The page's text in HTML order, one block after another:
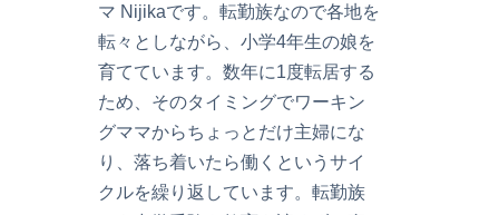
マ Nijikaです。転勤族なので各地を
転々としながら、小学4年生の娘を
育てています。数年に1度転居する
ため、そのタイミングでワーキン
グママからちょっとだけ主婦にな
り、落ち着いたら働くというサイ
クルを繰り返しています。転勤族